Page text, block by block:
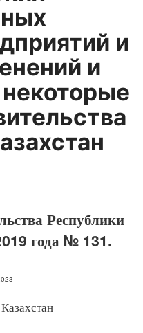
и
и
Республики
года № 131.